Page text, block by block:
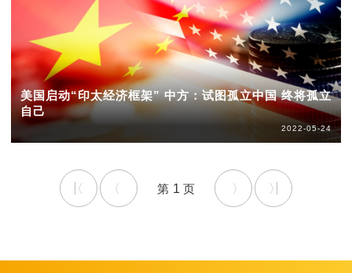
美国启动“印太经济框架” 中方：试图孤立中国 终将孤立
自己
2022-05-24
1